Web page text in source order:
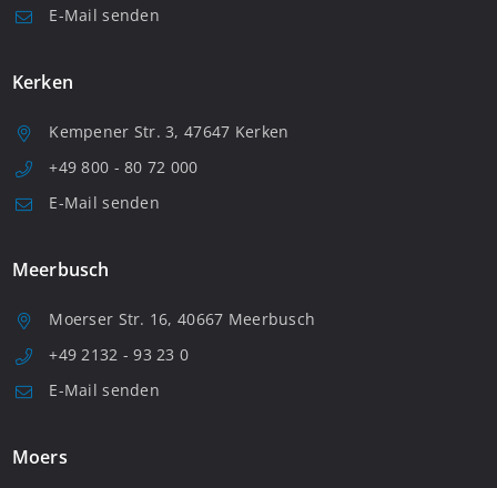
E-Mail senden
Kerken
Kempener Str. 3, 47647 Kerken
+49 800 - 80 72 000
E-Mail senden
Meerbusch
Moerser Str. 16, 40667 Meerbusch
+49 2132 - 93 23 0
E-Mail senden
Moers